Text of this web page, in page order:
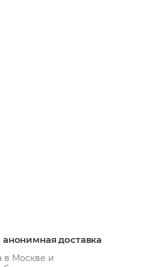
анонимная доставка
в Москве и